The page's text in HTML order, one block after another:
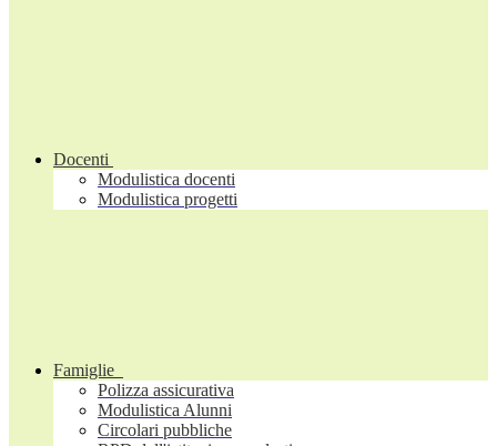
Docenti
Modulistica docenti
Modulistica progetti
Famiglie
Polizza assicurativa
Modulistica Alunni
Circolari pubbliche